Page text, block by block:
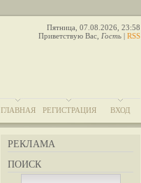
Пятница, 07.08.2026, 23:58
Приветствую Вас Гость | RSS
ГЛАВНАЯ РЕГИСТРАЦИЯ ВХОД
РЕКЛАМА
ПОИСК